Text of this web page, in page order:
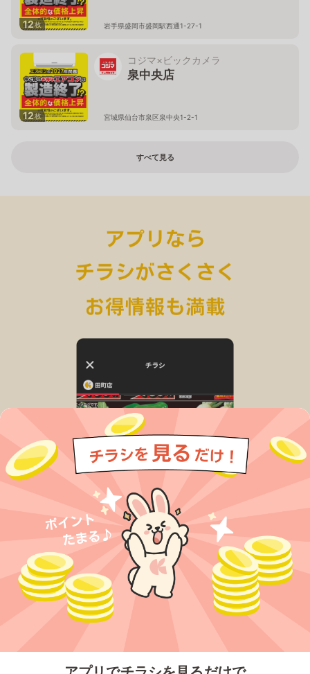
12枚 岩手県盛岡市盛岡駅西通1-27-1
12枚
コジマ×ビックカメラ
泉中央店
宮城県仙台市泉区泉中央1-2-1
すべて見る